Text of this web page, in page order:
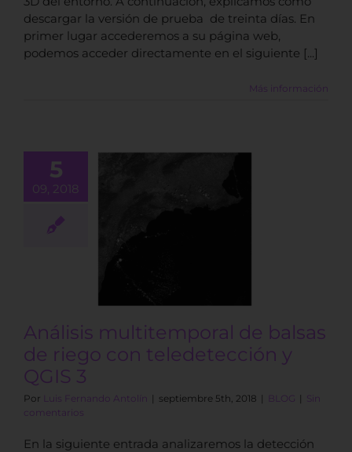
descargar la versión de prueba de treinta días. En
primer lugar accederemos a su página web,
podemos acceder directamente en el siguiente [...]
Más información
5
09, 2018
de
de riego
Análisis multitemporal de balsas
de riego con teledetección y
QGIS 3
Por Luis Fernando Antolín | septiembre 5th, 2018 | BLOG | Sin
comentarios
En la siguiente entrada analizaremos la detección